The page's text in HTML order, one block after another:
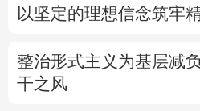
广东 广西
四川 贵州
陕西
以坚定的理想信念筑牢
整治形式主义为基层减
干之风